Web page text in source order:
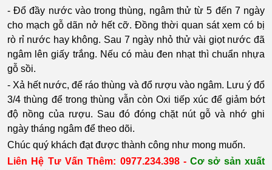
- Đổ đầy nước vào trong thùng, ngâm thử từ 5 đến 7 ngày
cho mạch gỗ dãn nở hết cỡ. Đồng thời quan sát xem có bị
rò rỉ nước hay không. Sau 7 ngày nhỏ thử vài giọt nước đã
ngâm lên giấy trắng. Nếu có màu đen nhạt thì chuẩn nhựa
gỗ sồi.
- Xả hết nước, để ráo thùng và đổ rượu vào ngâm. Lưu ý đổ
3/4 thùng để trong thùng vẫn còn Oxi tiếp xúc để giảm bớt
độ nồng của rượu. Sau đó đóng chặt nút gỗ và nhớ ghi
ngày tháng ngâm để theo dõi.
Chúc quý khách đạt được thành công như mong muốn.
Liên Hệ Tư Vấn Thêm: 0977.234.398 -Cơ sở sản xuất